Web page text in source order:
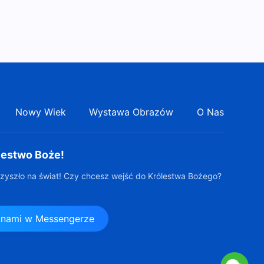
suwerenną władzę Boga?”
suwerenną władzę Boga?”
Słowo Boże | „Tylko należyte
wypełnianie obowiązku istoty
Nowy Wiek Wystawa Obrazów O Nas
Boże!
na świat! Czy chcesz wejść do Królestwa Bożego?
w Messengerze